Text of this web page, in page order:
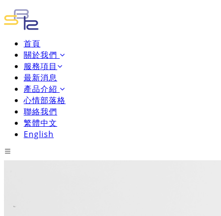
首頁
關於我們
服務項目
最新消息
產品介紹
心情部落格
聯絡我們
繁體中文
English